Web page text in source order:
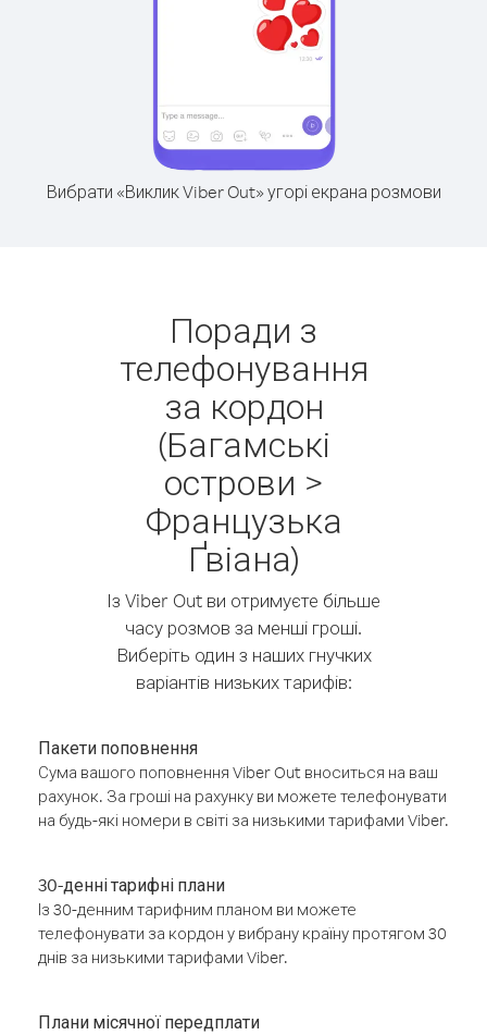
Вибрати «Виклик Viber Out» угорі екрана розмови
Поради з
телефонування
за кордон
(Багамські
острови >
Французька
Ґвіана)
Із Viber Out ви отримуєте більше
часу розмов за менші гроші.
Виберіть один з наших гнучких
варіантів низьких тарифів:
Пакети поповнення
Сума вашого поповнення Viber Out вноситься на ваш
рахунок. За гроші на рахунку ви можете телефонувати
на будь-які номери в світі за низькими тарифами Viber.
30-денні тарифні плани
Із 30-денним тарифним планом ви можете
телефонувати за кордон у вибрану країну протягом 30
днів за низькими тарифами Viber.
Плани місячної передплати